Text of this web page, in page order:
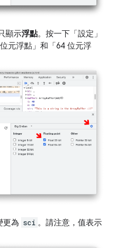
顯示浮點。按一下「設定」
元浮點」 和「64 位元浮
更為 sci 。請注意，值表示